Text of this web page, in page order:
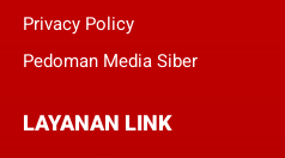
Privacy Policy
Pedoman Media Siber
LAYANAN LINK